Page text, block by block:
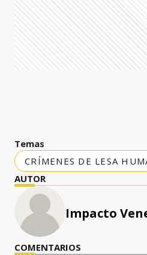
Temas
CRÍMENES DE LESA
AUTOR
Impacto
COMENTARIOS